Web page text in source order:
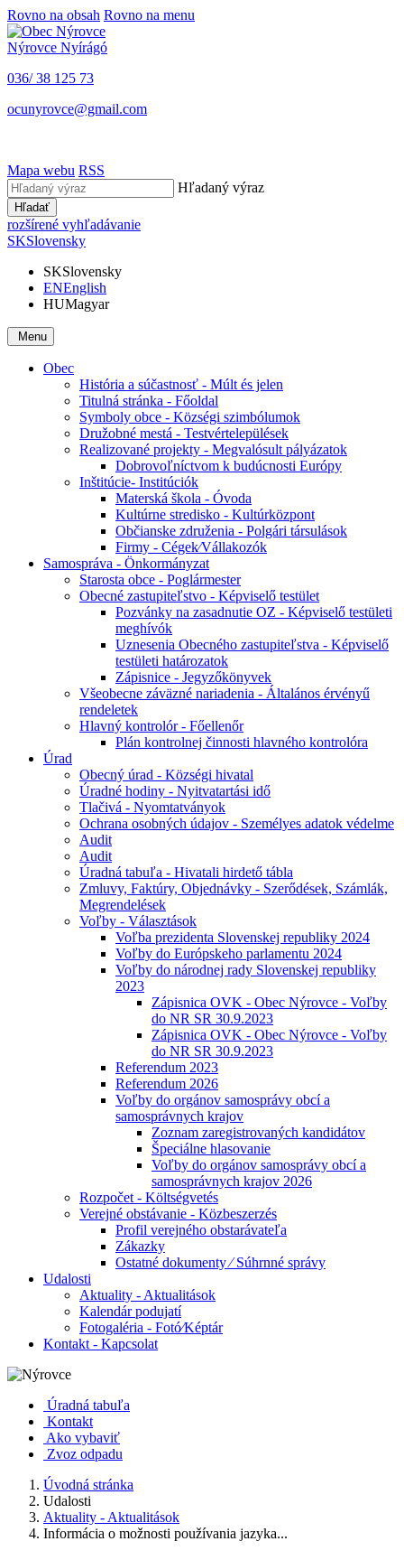
Rovno na obsah Rovno na menu
Nýrovce Nyírágó
036/ 38 125 73
ocunyrovce@gmail.com
Mapa webu RSS
Hľadaný výraz
Hľadať
rozšírené vyhľadávanie
SKSlovensky
SKSlovensky
ENEnglish
HUMagyar
Menu
Obec
História a súčastnosť - Múlt és jelen
Titulná stránka - Főoldal
Symboly obce - Községi szimbólumok
Družobné mestá - Testvértelepülések
Realizované projekty - Megvalósult pályázatok
Dobrovoľníctvom k budúcnosti Európy
Inštitúcie- Institúciók
Materská škola - Óvoda
Kultúrne stredisko - Kultúrközpont
Občianske združenia - Polgári társulások
Firmy - Cégek⁄Vállakozók
Samospráva - Önkormányzat
Starosta obce - Poglármester
Obecné zastupiteľstvo - Képviselő testület
Pozvánky na zasadnutie OZ - Képviselő testületi
meghívók
Uznesenia Obecného zastupiteľstva - Képviselő
testületi határozatok
Zápisnice - Jegyzőkönyvek
Všeobecne záväzné nariadenia - Általános érvényű
rendeletek
Hlavný kontrolór - Főellenőr
Plán kontrolnej činnosti hlavného kontrolóra
Úrad
Obecný úrad - Községi hivatal
Úradné hodiny - Nyitvatartási idő
Tlačivá - Nyomtatványok
Ochrana osobných údajov - Személyes adatok védelme
Audit
Audit
Úradná tabuľa - Hivatali hirdető tábla
Zmluvy, Faktúry, Objednávky - Szerődések, Számlák,
Megrendelések
Voľby - Választások
Voľba prezidenta Slovenskej republiky 2024
Voľby do Európskeho parlamentu 2024
Voľby do národnej rady Slovenskej republiky
2023
Zápisnica OVK - Obec Nýrovce - Voľby
do NR SR 30.9.2023
Zápisnica OVK - Obec Nýrovce - Voľby
do NR SR 30.9.2023
Referendum 2023
Referendum 2026
Voľby do orgánov samosprávy obcí a
samosprávnych krajov
Zoznam zaregistrovaných kandidátov
Špeciálne hlasovanie
Voľby do orgánov samosprávy obcí a
samosprávnych krajov 2026
Rozpočet - Költségvetés
Verejné obstávanie - Közbeszerzés
Profil verejného obstarávateľa
Zákazky
Ostatné dokumenty ⁄ Súhrnné správy
Udalosti
Aktuality - Aktualitások
Kalendár podujatí
Fotogaléria - Fotó⁄Képtár
Kontakt - Kapcsolat
Úradná tabuľa
Kontakt
Ako vybaviť
Zvoz odpadu
Úvodná stránka
Udalosti
Aktuality - Aktualitások
Informácia o možnosti používania jazyka...